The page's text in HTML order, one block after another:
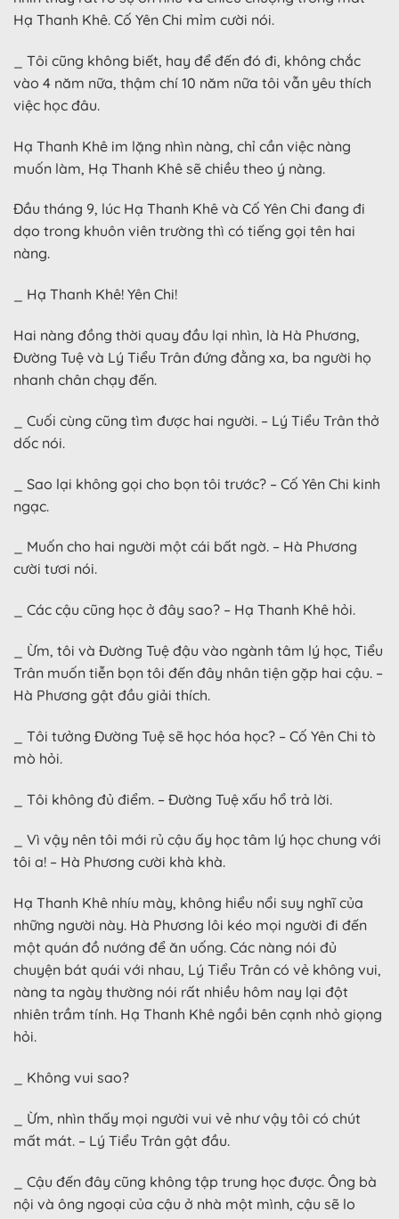
Hạ Thanh Khê. Cố Yên Chi mỉm cười nói.
_ Tôi cũng không biết, hay để đến đó đi, không chắc
vào 4 năm nữa, thậm chí 10 năm nữa tôi vẫn yêu thích
việc học đâu.
Hạ Thanh Khê im lặng nhìn nàng, chỉ cần việc nàng
muốn làm, Hạ Thanh Khê sẽ chiều theo ý nàng.
Đầu tháng 9, lúc Hạ Thanh Khê và Cố Yên Chi đang đi
dạo trong khuôn viên trường thì có tiếng gọi tên hai
nàng.
_ Hạ Thanh Khê! Yên Chi!
Hai nàng đồng thời quay đầu lại nhìn, là Hà Phương,
Đường Tuệ và Lý Tiểu Trân đứng đằng xa, ba người họ
nhanh chân chạy đến.
_ Cuối cùng cũng tìm được hai người. – Lý Tiểu Trân thở
dốc nói.
_ Sao lại không gọi cho bọn tôi trước? – Cố Yên Chi kinh
ngạc.
_ Muốn cho hai người một cái bất ngờ. – Hà Phương
cười tươi nói.
_ Các cậu cũng học ở đây sao? – Hạ Thanh Khê hỏi.
_ Ừm, tôi và Đường Tuệ đậu vào ngành tâm lý học, Tiểu
Trân muốn tiễn bọn tôi đến đây nhân tiện gặp hai cậu. –
Hà Phương gật đầu giải thích.
_ Tôi tưởng Đường Tuệ sẽ học hóa học? – Cố Yên Chi tò
mò hỏi.
_ Tôi không đủ điểm. – Đường Tuệ xấu hổ trả lời.
_ Vì vậy nên tôi mới rủ cậu ấy học tâm lý học chung với
tôi a! – Hà Phương cười khà khà.
Hạ Thanh Khê nhíu mày, không hiểu nổi suy nghĩ của
những người này. Hà Phương lôi kéo mọi người đi đến
một quán đồ nướng để ăn uống. Các nàng nói đủ
chuyện bát quái với nhau, Lý Tiểu Trân có vẻ không vui,
nàng ta ngày thường nói rất nhiều hôm nay lại đột
nhiên trầm tính. Hạ Thanh Khê ngồi bên cạnh nhỏ giọng
hỏi.
_ Không vui sao?
_ Ừm, nhìn thấy mọi người vui vẻ như vậy tôi có chút
mất mát. – Lý Tiểu Trân gật đầu.
_ Cậu đến đây cũng không tập trung học được. Ông bà
nội và ông ngoại của cậu ở nhà một mình, cậu sẽ lo